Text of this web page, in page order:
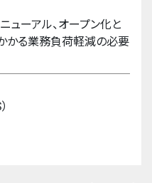
ューアル、オープン化と
かる業務負荷軽減の必要